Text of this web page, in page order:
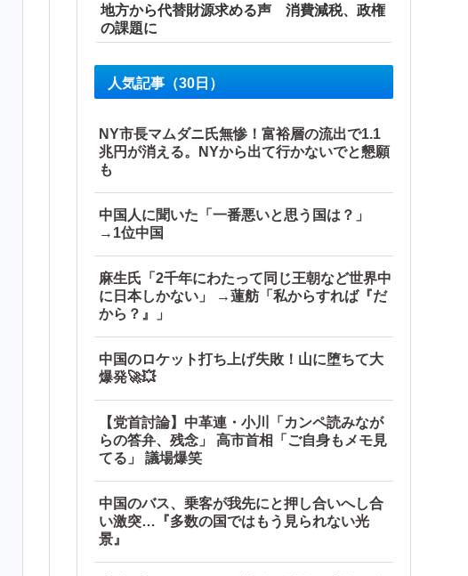
地方から代替財源求める声 消費減税、政権
の課題に
人気記事（30日）
NY市長マムダニ氏無惨！富裕層の流出で1.1
兆円が消える。NYから出て行かないでと懇願
も
中国人に聞いた「一番悪いと思う国は？」
→1位中国
麻生氏「2千年にわたって同じ王朝など世界中
に日本しかない」 →蓮舫「私からすれば『だ
から？』」
中国のロケット打ち上げ失敗！山に堕ちて大
爆発🚀💥
【党首討論】中革連・小川「カンペ読みなが
らの答弁、残念」 高市首相「ご自身もメモ見
てる」 議場爆笑
中国のバス、乗客が我先にと押し合いへし合
い激突…『多数の国ではもう見られない光
景』